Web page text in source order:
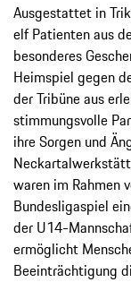
Ausgestattet in
elf Patienten aus
besonderes
Heimspiel gegen
der Tribüne aus
stimmungsvolle
ihre Sorgen und
waren im Rahmen
Bundesligaspiel
der U14-
ermöglicht
Beeinträchtigung